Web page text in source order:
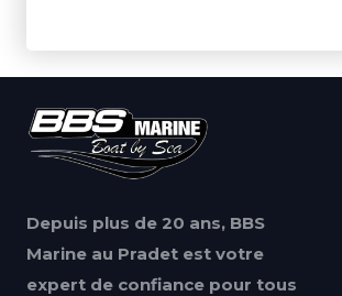
Depuis plus de 20 ans, BBS
Marine au Pradet est votre
expert de confiance pour tous